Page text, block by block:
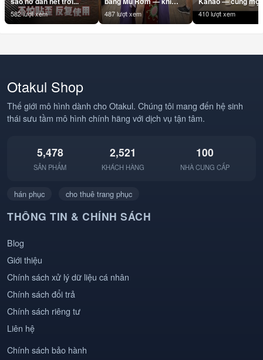
582 lượt xem
chất Nữ Hoàng là không
cần filter 👑
#BangMuRom
487 lượt xem
#Shinobu #Kanae
#Kanao
#AnimeDance
410 lượt xem
Otakul Shop
Thế giới mô hình dành cho Otakul. Chúng tôi mang đến hệ sinh
thái sưu tầm mô hình chính hãng với dịch vụ tận tâm.
5,478
SẢN PHẨM
2,521
KHÁCH HÀNG
100
NHÀ CUNG CẤP
hán phục cho thuê trang phục
THÔNG TIN & CHÍNH SÁCH
Blog
Giới thiệu
Chính sách xử lý dữ liệu cá nhân
Chính sách đổi trả
Chính sách riêng tư
Liên hệ
Chính sách bảo hành